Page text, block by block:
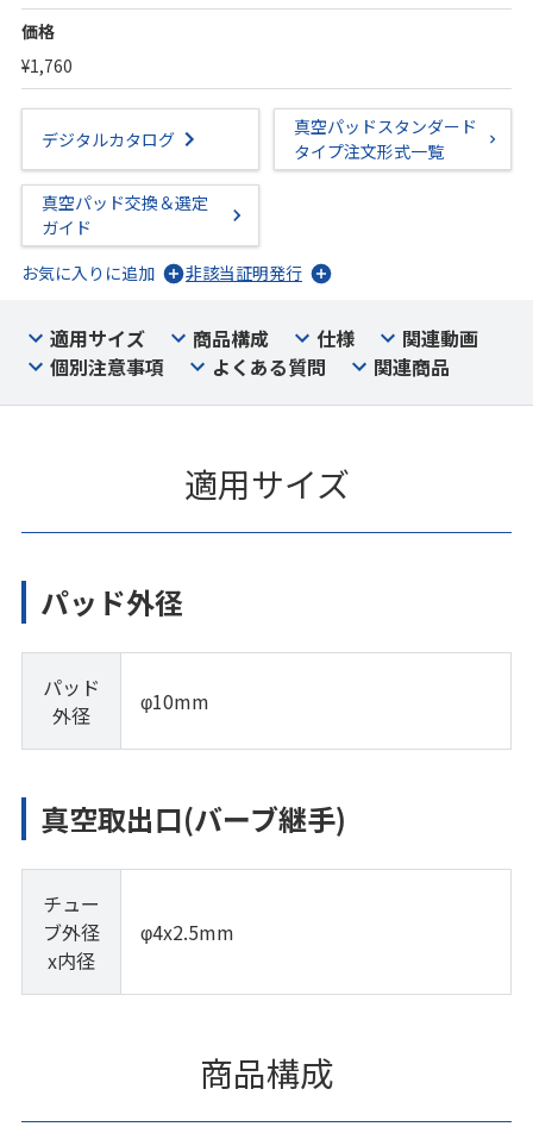
価格
¥1,760
デジタルカタログ
真空パッドスタンダード
タイプ注文形式一覧
真空パッド交換＆選定
ガイド
お気に入りに追加
非該当証明発行
適用サイズ 商品構成 仕様
関連動画
個別注意事項
よくある質問 関連商品
適用サイズ
パッド外径
パッド
外径
φ10mm
真空取出口(バーブ継手)
チュー
ブ外径
x内径
φ4x2.5mm
商品構成